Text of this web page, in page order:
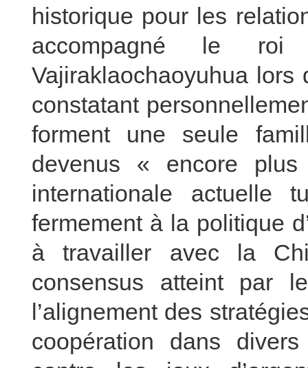
historique pour les
accompagné le roi
Vajiraklaochaoyuhua lors
constatant
forment une seule
devenus « encore
internationale actuelle
fermement à la politique
à travailler avec la
consensus atteint par
l’alignement des
coopération dans